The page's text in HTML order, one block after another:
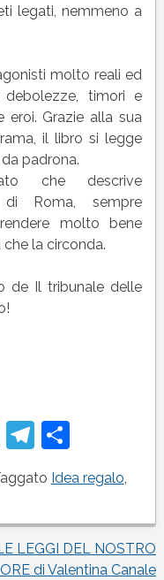
legati, nemmeno a
molto reali ed
timori e
eroi. Grazie alla sua
il libro si legge
padrona.
che descrive
Roma, sempre
molto bene
la circonda.
de Il tribunale delle
Telegram
Idea regalo,
LEGGI DEL NOSTRO
di Valentina Canale